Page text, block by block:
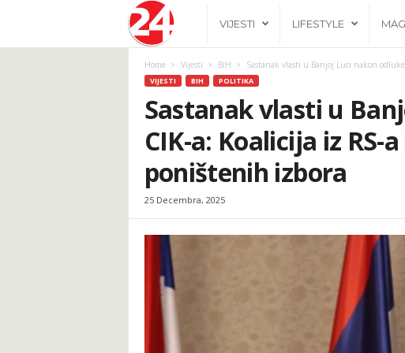
.
b
a
VIJESTI LIFESTYLE
Home Vijesti BiH Sastanak vlasti u Banjoj Luci nakon odluke
VIJESTI BIH POLITIKA
Sastanak vlasti u
CIK-a: Koalicija iz RS-
poništenih izbora
25 Decembra, 2025